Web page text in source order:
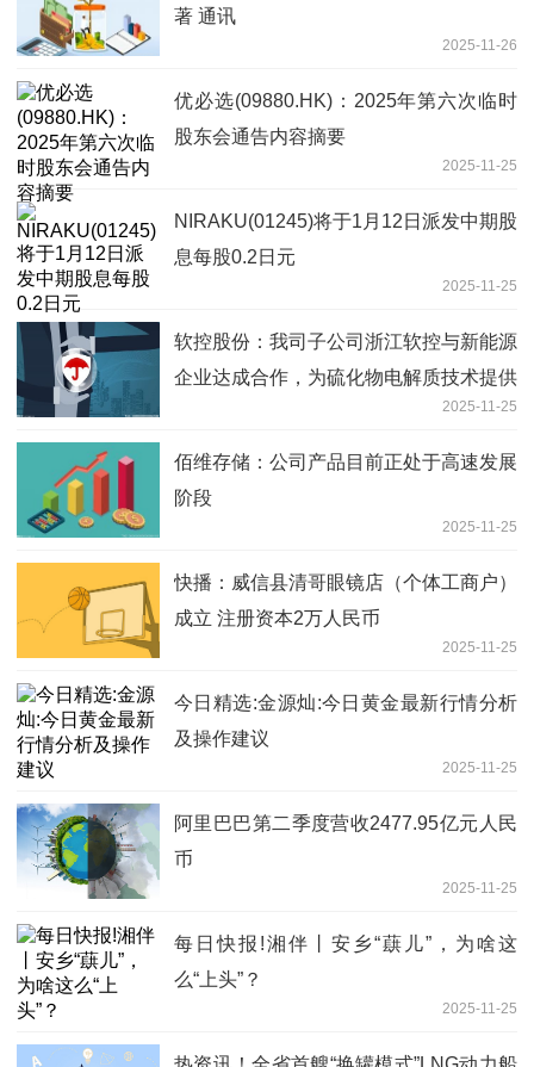
著 通讯
2025-11-26
优必选(09880.HK)：2025年第六次临时
股东会通告内容摘要
2025-11-25
NIRAKU(01245)将于1月12日派发中期股
息每股0.2日元
2025-11-25
软控股份：我司子公司浙江软控与新能源
企业达成合作，为硫化物电解质技术提供
整线解决方案，项目正在正常推进中|每
日观察
2025-11-25
佰维存储：公司产品目前正处于高速发展
阶段
2025-11-25
快播：威信县清哥眼镜店（个体工商户）
成立 注册资本2万人民币
2025-11-25
今日精选:金源灿:今日黄金最新行情分析
及操作建议
2025-11-25
阿里巴巴第二季度营收2477.95亿元人民
币
2025-11-25
每日快报!湘伴丨安乡“蕻儿”，为啥这
么“上头”？
2025-11-25